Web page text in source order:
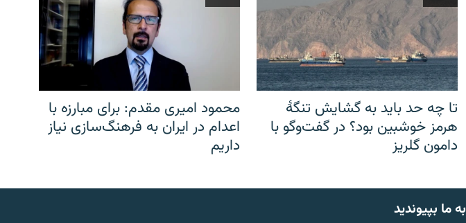
تا چه حد باید به گشایش تنگهٔ
هرمز خوشبین بود؟ در گفت‌وگو با
دامون گلریز
محمود امیری مقدم: برای مبارزه با
اعدام در ایران به فرهنگ‌سازی نیاز
داریم
به ما بپیوندید